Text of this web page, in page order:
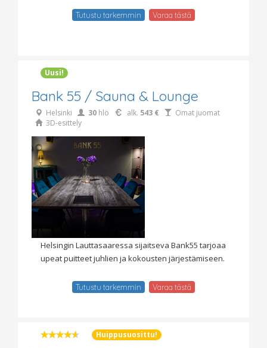
Tutustu tarkemmin Varaa tästä
Uusi!
Bank 55 / Sauna & Lounge
Helsinki 30 hlö alk. 543 €
Omat juomat
3D-esittely
Helsingin Lauttasaaressa sijaitseva Bank55 tarjoaa
upeat puitteet juhlien ja kokousten järjestämiseen.
Tutustu tarkemmin Varaa tästä
Huippusuosittu!